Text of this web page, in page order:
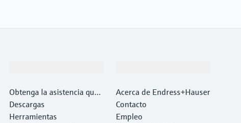
Obtenga la asistencia que
necesita con rapidez
Descargas
Herramientas
Acerca de Endress+Hauser
Contacto
Empleo